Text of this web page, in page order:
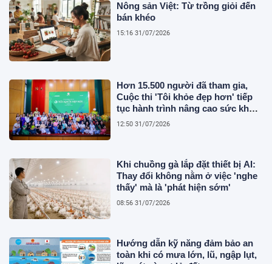
Nông sản Việt: Từ trồng giỏi đến
bán khéo
15:16 31/07/2026
Hơn 15.500 người đã tham gia,
Cuộc thi 'Tôi khỏe đẹp hơn' tiếp
tục hành trình nâng cao sức khỏe
người Việt
12:50 31/07/2026
Khi chuồng gà lắp đặt thiết bị AI:
Thay đổi không nằm ở việc 'nghe
thấy' mà là 'phát hiện sớm'
08:56 31/07/2026
Hướng dẫn kỹ năng đảm bảo an
toàn khi có mưa lớn, lũ, ngập lụt,